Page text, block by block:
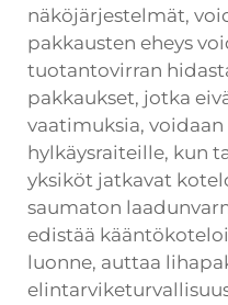
näköjärjestelmät,
pakkausten eheys
tuotantovirran
pakkaukset, jotka
vaatimuksia,
hylkäysraiteille, kun
yksiköt jatkavat
saumaton
edistää
luonne, auttaa